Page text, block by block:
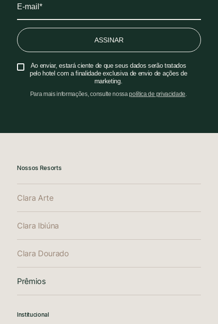
ASSINAR
Ao enviar, estará ciente de que seus dados serão tratados
pelo hotel com a finalidade exclusiva de envio de ações de
marketing.
Para mais informações, consulte nossapolítica de privacidade.
Nossos Resorts
Clara Arte
Clara Ibiúna
Clara Dourado
Prêmios
Institucional